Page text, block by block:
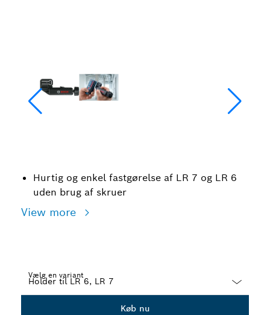
Hurtig og enkel fastgørelse af LR 7 og LR 6
uden brug af skruer
View more
Vælg en variant
Køb nu